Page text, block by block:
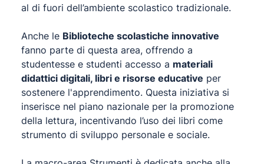
al di fuori dell’ambiente scolastico tradizionale.
Anche le Biblioteche scolastiche innovative
fanno parte di questa area, offrendo a
studentesse e studenti accesso a materiali
didattici digitali, libri e risorse educative per
sostenere l'apprendimento. Questa iniziativa si
inserisce nel piano nazionale per la promozione
della lettura, incentivando l’uso dei libri come
strumento di sviluppo personale e sociale.